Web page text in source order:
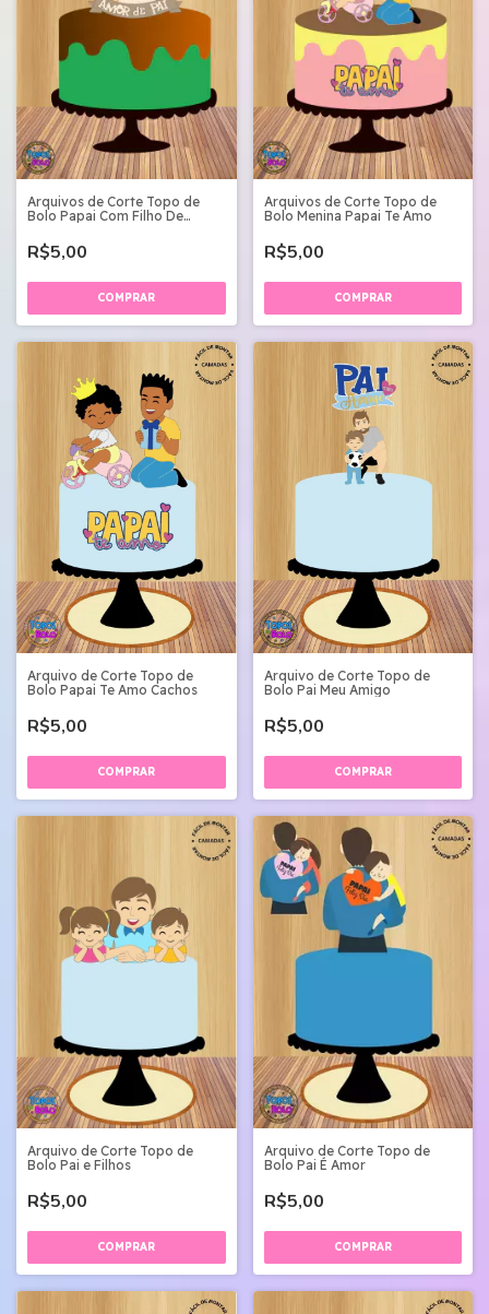
Arquivos de Corte Topo de
Bolo Papai Com Filho De
R$5,00
Arquivos de Corte Topo de
Bolo Menina Papai Te Amo
R$5,00
Arquivo de Corte Topo de
Bolo Papai Te Amo Cachos
R$5,00
Arquivo de Corte Topo de
Bolo Pai Meu Amigo
R$5,00
Arquivo de Corte Topo de
Bolo Pai e Filhos
R$5,00
Arquivo de Corte Topo de
Bolo Pai É Amor
R$5,00